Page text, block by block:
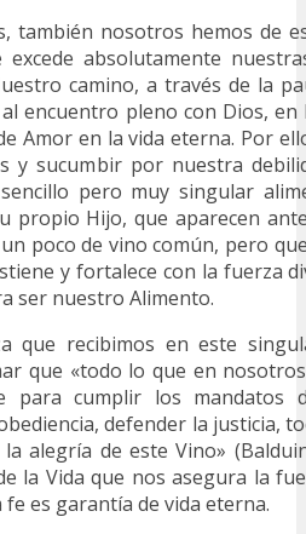
también nosotros hemos de
absolutamente
camino, a través de la
encuentro pleno con Dios,
Amor en la vida eterna. Por
y sucumbir por nuestra
pero muy singular
propio Hijo, que aparecen
poco de vino común, pero
y fortalece con la fuerza
ser nuestro Alimento.
que recibimos en este
que «todo lo que en
para cumplir los mandatos
defender la justicia,
alegría de este Vino»
la Vida que nos asegura la
es garantía de vida eterna.